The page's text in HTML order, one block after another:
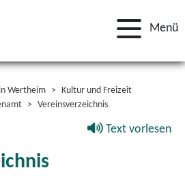
Menü
Wertheim
Kultur und Freizeit
Vereinsverzeichnis
Text vorlesen